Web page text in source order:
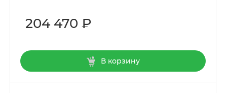
204 470 ₽
В корзину